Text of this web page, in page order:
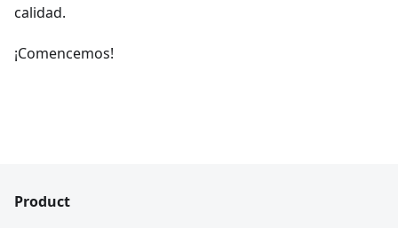
calidad.
¡Comencemos!
Product